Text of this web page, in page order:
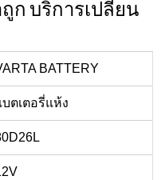
ก บริการเปลี่ยน
BATTERY
บตเตอรี่แห้ง